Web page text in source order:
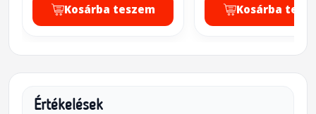
Kosárba teszem Kosárba
Értékelések